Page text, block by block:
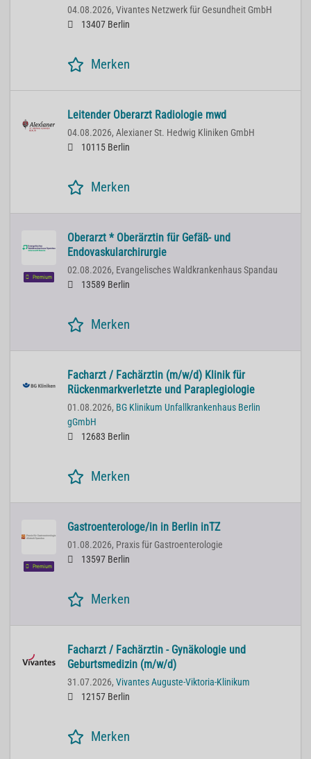
04.08.2026, Vivantes Netzwerk für Gesundheit GmbH
13407 Berlin
Merken
Leitender Oberarzt Radiologie mwd
04.08.2026, Alexianer St. Hedwig Kliniken GmbH
10115 Berlin
Merken
Premium
Oberarzt * Oberärztin für Gefäß- und
Endovaskularchirurgie
02.08.2026, Evangelisches Waldkrankenhaus Spandau
13589 Berlin
Merken
Facharzt / Fachärztin (m/w/d) Klinik für
Rückenmarkverletzte und Paraplegiologie
01.08.2026, BG Klinikum Unfallkrankenhaus Berlin
gGmbH
12683 Berlin
Merken
Premium
Gastroenterologe/in in Berlin inTZ
01.08.2026, Praxis für Gastroenterologie
13597 Berlin
Merken
Facharzt / Fachärztin - Gynäkologie und
Geburtsmedizin (m/w/d)
31.07.2026, Vivantes Auguste-Viktoria-Klinikum
12157 Berlin
Merken